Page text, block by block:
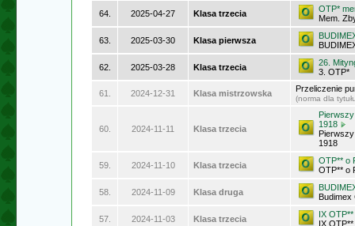
64. 2025-04-27 Klasa trzecia
OTP*
Mem.
63. 2025-03-30 Klasa pierwsza
62. 2025-03-28 Klasa trzecia
26.
3. OTP*
61. 2024-12-31 Klasa mistrzowska Przeliczenie
(norma dla
60. 2024-11-11 Klasa trzecia
1918
1918
59. 2024-11-10 Klasa trzecia
OTP** o
OTP** o
58. 2024-11-09 Klasa druga
Budimex
57. 2024-11-03 Klasa trzecia
IX
IX